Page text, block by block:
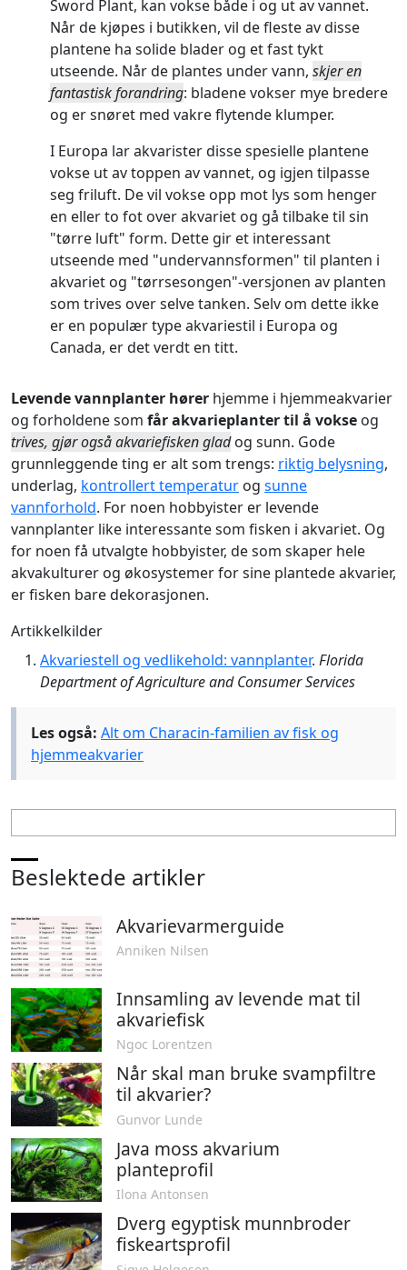
Sword Plant, kan vokse både i og ut av vannet.
Når de kjøpes i butikken, vil de fleste av disse
plantene ha solide blader og et fast tykt
utseende. Når de plantes under vann, skjer en
fantastisk forandring: bladene vokser mye bredere
og er snøret med vakre flytende klumper.
I Europa lar akvarister disse spesielle plantene
vokse ut av toppen av vannet, og igjen tilpasse
seg friluft. De vil vokse opp mot lys som henger
en eller to fot over akvariet og gå tilbake til sin
"tørre luft" form. Dette gir et interessant
utseende med "undervannsformen" til planten i
akvariet og "tørrsesongen"-versjonen av planten
som trives over selve tanken. Selv om dette ikke
er en populær type akvariestil i Europa og
Canada, er det verdt en titt.
Levende vannplanter hører hjemme i hjemmeakvarier
og forholdene som får akvarieplanter til å vokse og
trives, gjør også akvariefisken gladog sunn. Gode
grunnleggende ting er alt som trengs: riktig belysning,
underlag, kontrollert temperatur og sunne
vannforhold. For noen hobbyister er levende
vannplanter like interessante som fisken i akvariet. Og
for noen få utvalgte hobbyister, de som skaper hele
akvakulturer og økosystemer for sine plantede akvarier,
er fisken bare dekorasjonen.
Artikkelkilder
Akvariestell og vedlikehold: vannplanter. Florida
Department of Agriculture and Consumer Services
Les også: Alt om Characin-familien av fisk og
hjemmeakvarier
Beslektede artikler
Akvarievarmerguide
Anniken Nilsen
Innsamling av levende mat til
akvariefisk
Ngoc Lorentzen
Når skal man bruke svampfiltre
til akvarier?
Gunvor Lunde
Java moss akvarium
planteprofil
Ilona Antonsen
Dverg egyptisk munnbroder
fiskeartsprofil